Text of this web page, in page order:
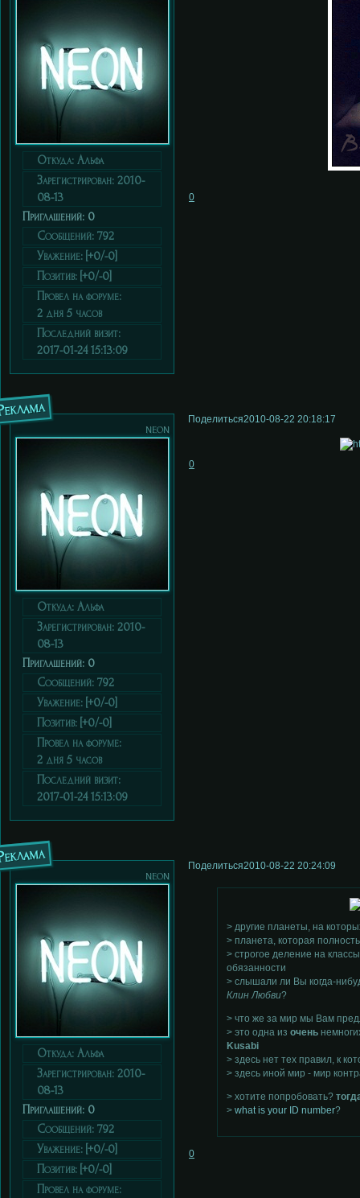
Откуда: Альфа
Зарегистрирован: 2010-
08-13
Приглашений: 0
Сообщений: 792
Уважение: [+0/-0]
Позитив: [+0/-0]
Провел на форуме:
2 дня 5 часов
Последний визит:
2017-01-24 15:13:09
0
Поделиться2010-08-22 20:18:17
neon
Откуда: Альфа
Зарегистрирован: 2010-
08-13
Приглашений: 0
Сообщений: 792
Уважение: [+0/-0]
Позитив: [+0/-0]
Провел на форуме:
2 дня 5 часов
Последний визит:
2017-01-24 15:13:09
0
Поделиться2010-08-22 20:24:09
neon
Откуда: Альфа
Зарегистрирован: 2010-
08-13
Приглашений: 0
Сообщений: 792
Уважение: [+0/-0]
Позитив: [+0/-0]
Провел на форуме:
> другие планеты, на
> планета, которая
> строгое деление на
обязанности
> слышали ли Вы когда-
Клин Любви?
> что же за мир мы Вам
> это одна изочень
Kusabi
> здесь нет тех правил, к
> здесь иной мир - мир
> хотите попробовать?
>what is your ID number?
0